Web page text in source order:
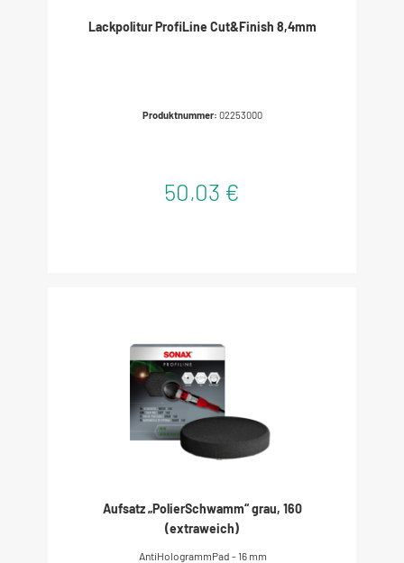
Lackpolitur ProfiLine Cut&Finish 8,4mm
Produktnummer: 02253000
50,03 €
Aufsatz „PolierSchwamm“ grau, 160
(extraweich)
AntiHologrammPad - 16 mm